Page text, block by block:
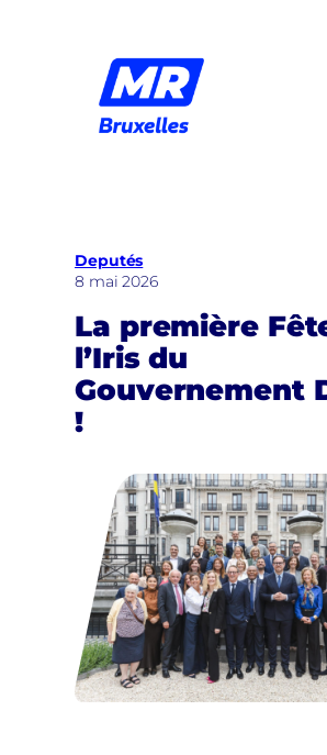
Deputés
8 mai 2026
La première
l’Iris du
Gouvernement
!